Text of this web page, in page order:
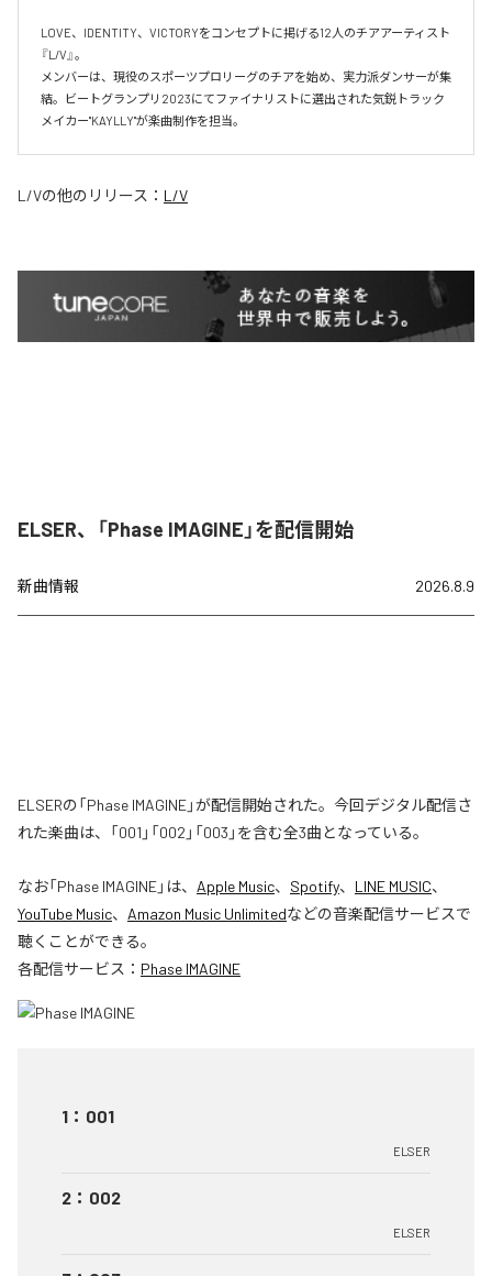
LOVE、IDENTITY、VICTORYをコンセプトに掲げる12人のチアアーティスト
『L/V』。
メンバーは、現役のスポーツプロリーグのチアを始め、実力派ダンサーが集
結。ビートグランプリ2023にてファイナリストに選出された気鋭トラック
メイカー"KAYLLY"が楽曲制作を担当。
L/Vの他のリリース： L/V
ELSER、「Phase IMAGINE」を配信開始
新曲情報 2026.8.9
ELSERの「Phase IMAGINE」が配信開始された。今回デジタル配信さ
れた楽曲は、「001」「002」「003」を含む全3曲となっている。
なお「Phase IMAGINE」は、 Apple Music、 Spotify、 LINE MUSIC、
YouTube Music、 Amazon Music Unlimitedなどの音楽配信サービスで
聴くことができる。
各配信サービス： Phase IMAGINE
1 ： 001
ELSER
2 ： 002
ELSER